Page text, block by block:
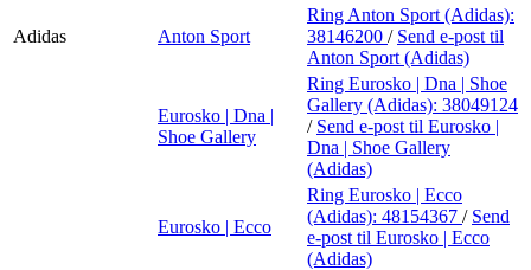
Adidas Anton Sport
Ring Anton Sport (Adidas):
38146200 / Send e-post til
Anton Sport (Adidas)
Eurosko | Dna |
Shoe Gallery
Ring Eurosko | Dna | Shoe
Gallery (Adidas): 38049124
/ Send e-post til Eurosko |
Dna | Shoe Gallery
(Adidas)
Eurosko | Ecco
Ring Eurosko | Ecco
(Adidas): 48154367 / Send
e-post til Eurosko | Ecco
(Adidas)